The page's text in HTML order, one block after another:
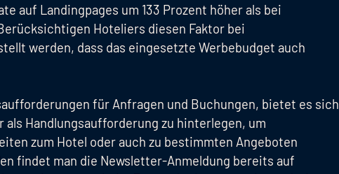
auf Landingpages um 133 Prozent höher als bei
Hoteliers diesen Faktor bei
werden, dass das eingesetzte Werbebudget auch
für Anfragen und Buchungen, bietet es sich
als Handlungsaufforderung zu hinterlegen, um
zum Hotel oder auch zu bestimmten Angeboten
findet man die Newsletter-Anmeldung bereits auf